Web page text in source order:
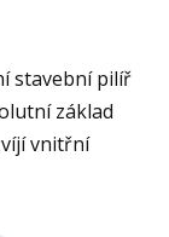
stavební pilíř
základ
vnitřní